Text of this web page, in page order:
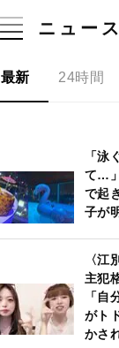
ニュー
最新 24時間
「泳
て…
で起
子が
〈江
主犯
「自
がト
かさ